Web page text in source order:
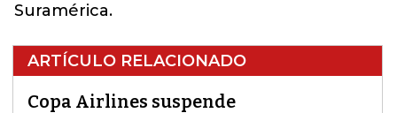
Suramérica.
ARTÍCULO RELACIONADO
Copa Airlines suspende